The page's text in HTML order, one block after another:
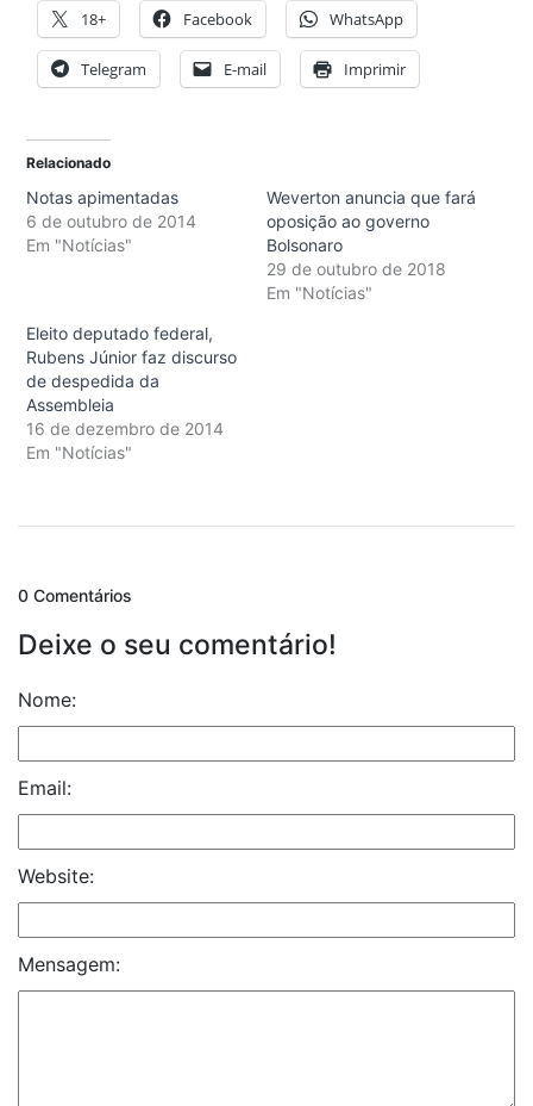
18+ Facebook WhatsApp
Telegram E-mail Imprimir
Relacionado
Notas apimentadas
6 de outubro de 2014
Em "Notícias"
Weverton anuncia que fará
oposição ao governo
Bolsonaro
29 de outubro de 2018
Em "Notícias"
Eleito deputado federal,
Rubens Júnior faz discurso
de despedida da
Assembleia
16 de dezembro de 2014
Em "Notícias"
0 Comentários
Deixe o seu comentário!
Nome:
Email:
Website:
Mensagem: